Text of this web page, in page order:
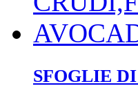
SFOGLIE